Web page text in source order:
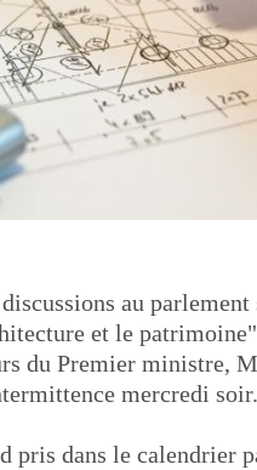
au
et le
du Premier ministre,
mercredi soir.
pris dans le calendrier